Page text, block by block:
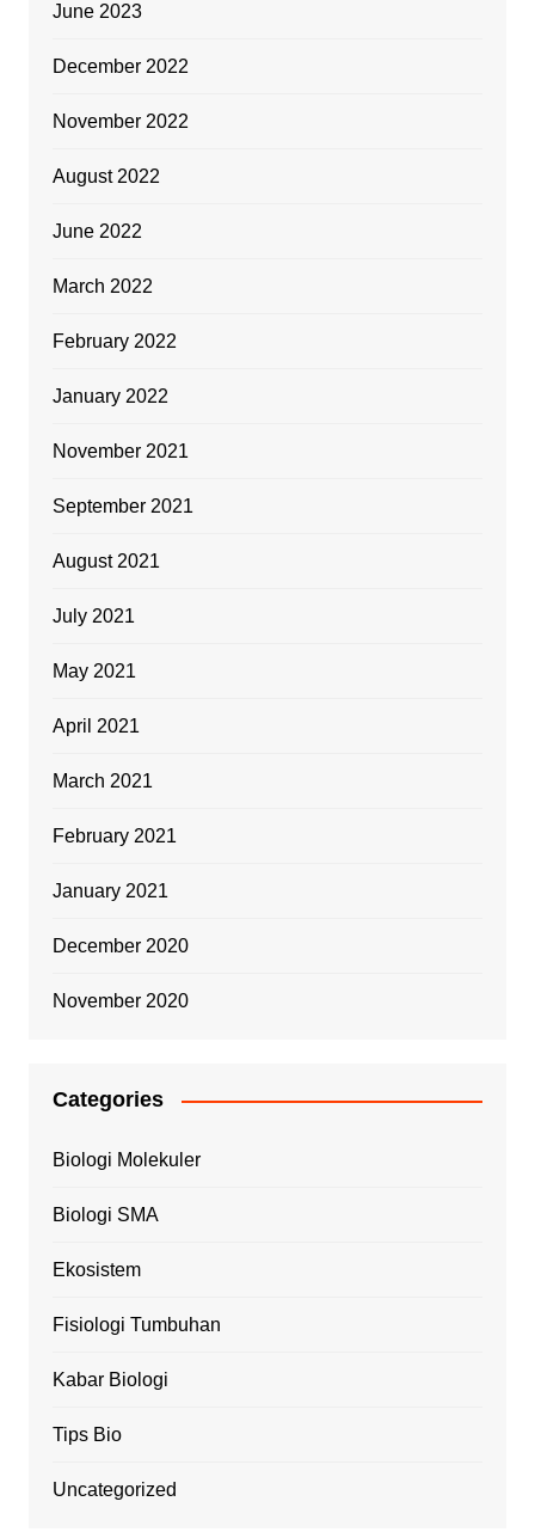
June 2023
December 2022
November 2022
August 2022
June 2022
March 2022
February 2022
January 2022
November 2021
September 2021
August 2021
July 2021
May 2021
April 2021
March 2021
February 2021
January 2021
December 2020
November 2020
Categories
Biologi Molekuler
Biologi SMA
Ekosistem
Fisiologi Tumbuhan
Kabar Biologi
Tips Bio
Uncategorized